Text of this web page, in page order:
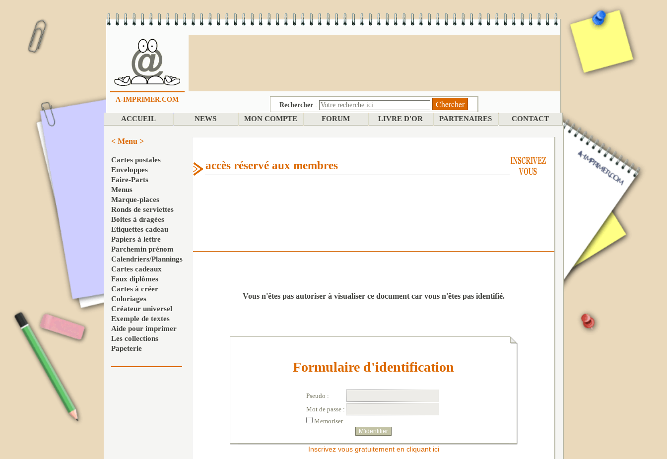
A-IMPRIMER.COM
Rechercher :
ACCUEIL NEWS MON COMPTE FORUM LIVRE D'OR PARTENAIRES CONTACT
< Menu >
Cartes postales
Enveloppes
Faire-Parts
Menus
Marque-places
Ronds de serviettes
Boites à dragées
Etiquettes cadeau
Papiers à lettre
Parchemin prénom
Calendriers/Plannings
Cartes cadeaux
Faux diplômes
Cartes à créer
Coloriages
Créateur universel
Exemple de textes
Aide pour imprimer
Les collections
Papeterie
accès réservé aux membres
Vous n'êtes pas autoriser à visualiser ce document car vous n'êtes pas identifié.
Formulaire d'identification
Pseudo :
Mot de passe :
Memoriser
Inscrivez vous gratuitement en cliquant ici